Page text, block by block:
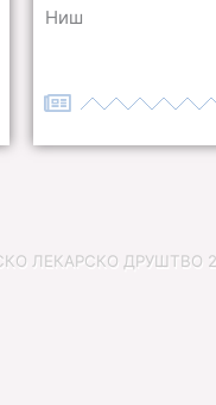
Ниш
ЛЕКАРСКО ДРУШТВО